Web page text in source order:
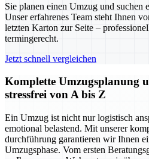
Sie planen einen Umzug und suchen
Unser erfahrenes Team steht Ihnen
letzten Karton zur Seite –
termingerecht.
Jetzt schnell vergleichen
Komplette Umzugsplanung
stressfrei von A bis Z
Ein Umzug ist nicht nur logistisch
emotional belastend. Mit unserer
durchführung garantieren wir Ihnen
Umzugsphase. Vom ersten